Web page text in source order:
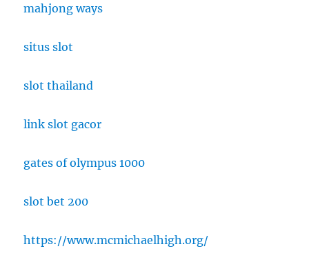
mahjong ways
situs slot
slot thailand
link slot gacor
gates of olympus 1000
slot bet 200
https://www.mcmichaelhigh.org/